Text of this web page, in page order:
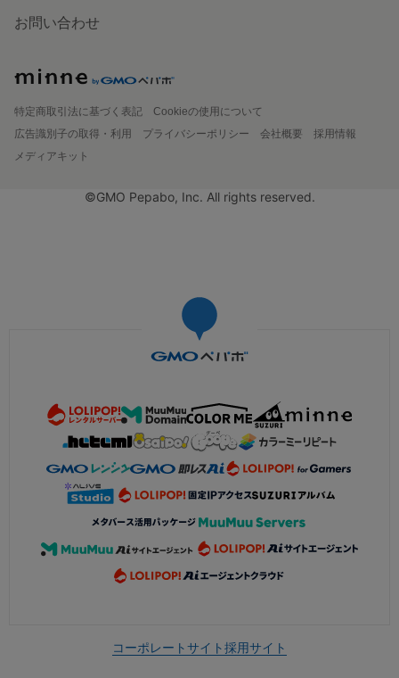
お問い合わせ
特定商取引法に基づく表記
Cookieの使用について
広告識別子の取得・利用
プライバシーポリシー 会社概要
採用情報
メディアキット
©GMO Pepabo, Inc. All rights reserved.
コーポレートサイト採用サイト